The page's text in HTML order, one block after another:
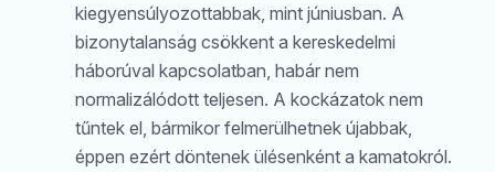
kiegyensúlyozottabbak, mint júniusban. A
bizonytalanság csökkent a kereskedelmi
háborúval kapcsolatban, habár nem
normalizálódott teljesen. A kockázatok nem
tűntek el, bármikor felmerülhetnek újabbak,
éppen ezért döntenek ülésenként a kamatokról.